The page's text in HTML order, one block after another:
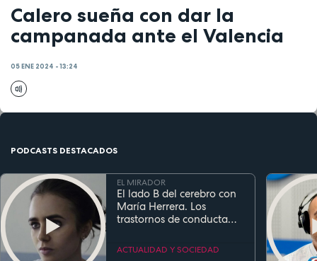
Calero sueña con dar la
campanada ante el Valencia
05 ENE 2024 - 13:24
PODCASTS DESTACADOS
EL MIRADOR
El lado B del cerebro con
María Herrera. Los
trastornos de conducta
ACTUALIDAD Y SOCIEDAD